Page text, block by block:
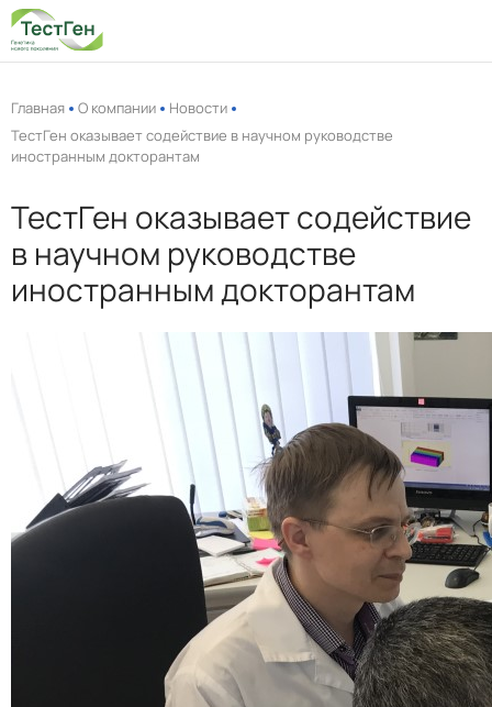
Главная О компании
Новости
ТестГен оказывает содействие в научном руководстве
иностранным докторантам
ТестГен оказывает содействие
в научном руководстве
иностранным докторантам